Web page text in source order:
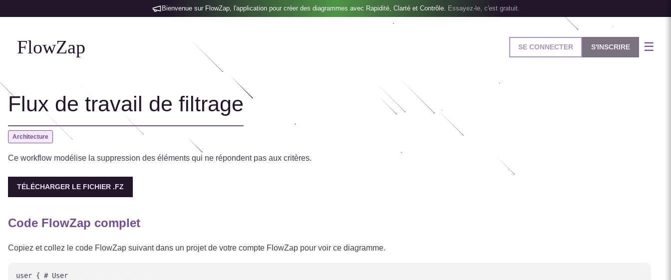
Bienvenue sur FlowZap, l'application pour créer des diagrammes avec Rapidité, Clarté et Contrôle. Essayez-le, c'est gratuit.
FlowZap SE CONNECTER S'INSCRIRE ☰
Flux de travail de filtrage
Architecture
Ce workflow modélise la suppression des éléments qui ne répondent pas aux critères.
TÉLÉCHARGER LE FICHIER .FZ
Code FlowZap complet
Copiez et collez le code FlowZap suivant dans un projet de votre compte FlowZap pour voir ce diagramme.
user { # User